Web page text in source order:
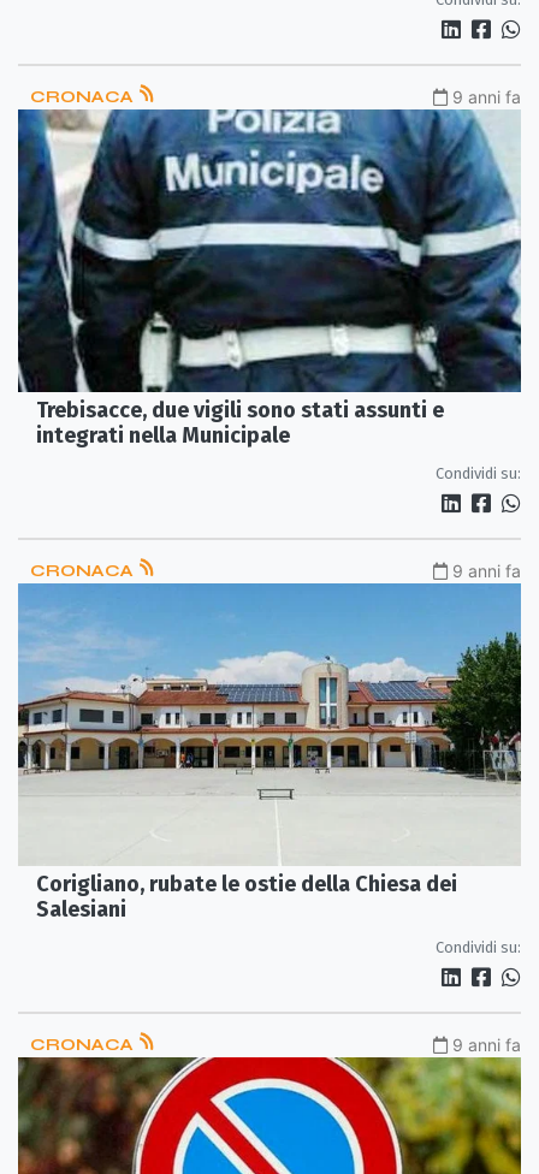
CRONACA 9 anni fa
Trebisacce, due vigili sono stati assunti e
integrati nella Municipale
Condividi su:
CRONACA 9 anni fa
Corigliano, rubate le ostie della Chiesa dei
Salesiani
Condividi su:
CRONACA 9 anni fa